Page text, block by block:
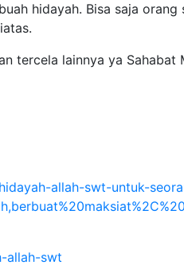
hidayah. Bisa saja orang
tercela lainnya ya Sahabat
allah-swt-untuk-
allah-swt